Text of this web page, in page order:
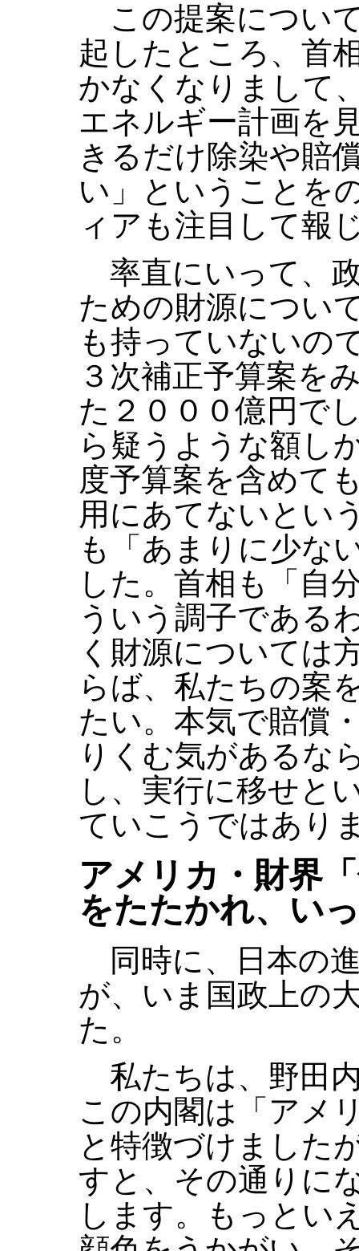
この提案につい
起したところ、首
かなくなりまして
エネルギー計画を
きるだけ除染や賠
い」ということを
ィアも注目して報
率直にいって、
ための財源につい
も持っていないの
３次補正予算案を
た２０００億円で
ら疑うような額し
度予算案を含めて
用にあてないとい
も「あまりに少な
した。首相も「自
ういう調子である
く財源については
らば、私たちの案
たい。本気で賠償
りくむ気があるな
し、実行に移せと
ていこうではあり
アメリカ・財界
をたたかれ、い
同時に、日本の
が、いま国政上の
た。
私たちは、野田
この内閣は「アメ
と特徴づけました
すと、その通りに
します。もっとい